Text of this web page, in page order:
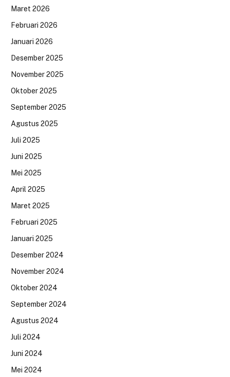
Maret 2026
Februari 2026
Januari 2026
Desember 2025
November 2025
Oktober 2025
September 2025
Agustus 2025
Juli 2025
Juni 2025
Mei 2025
April 2025
Maret 2025
Februari 2025
Januari 2025
Desember 2024
November 2024
Oktober 2024
September 2024
Agustus 2024
Juli 2024
Juni 2024
Mei 2024